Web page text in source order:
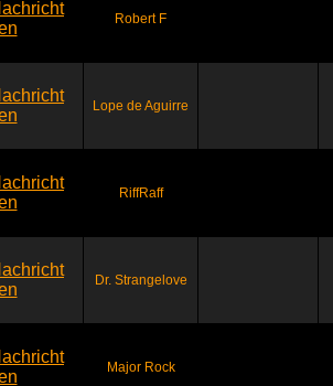
Robert F
Lope de Aguirre
RiffRaff
Dr. Strangelove
Major Rock